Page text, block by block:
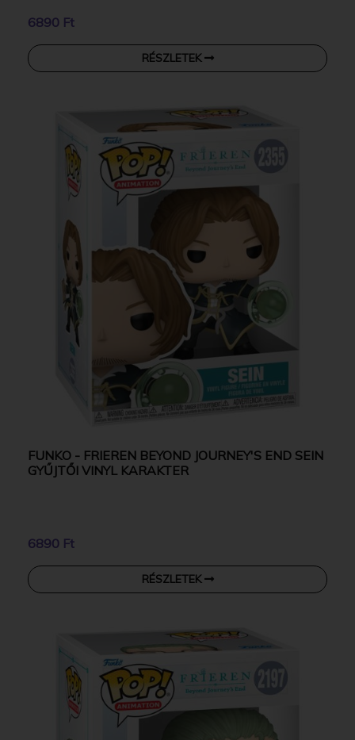
6890 Ft
RÉSZLETEK
FUNKO - FRIEREN BEYOND JOURNEY'S END SEIN
GYŰJTŐI VINYL KARAKTER
6890 Ft
RÉSZLETEK